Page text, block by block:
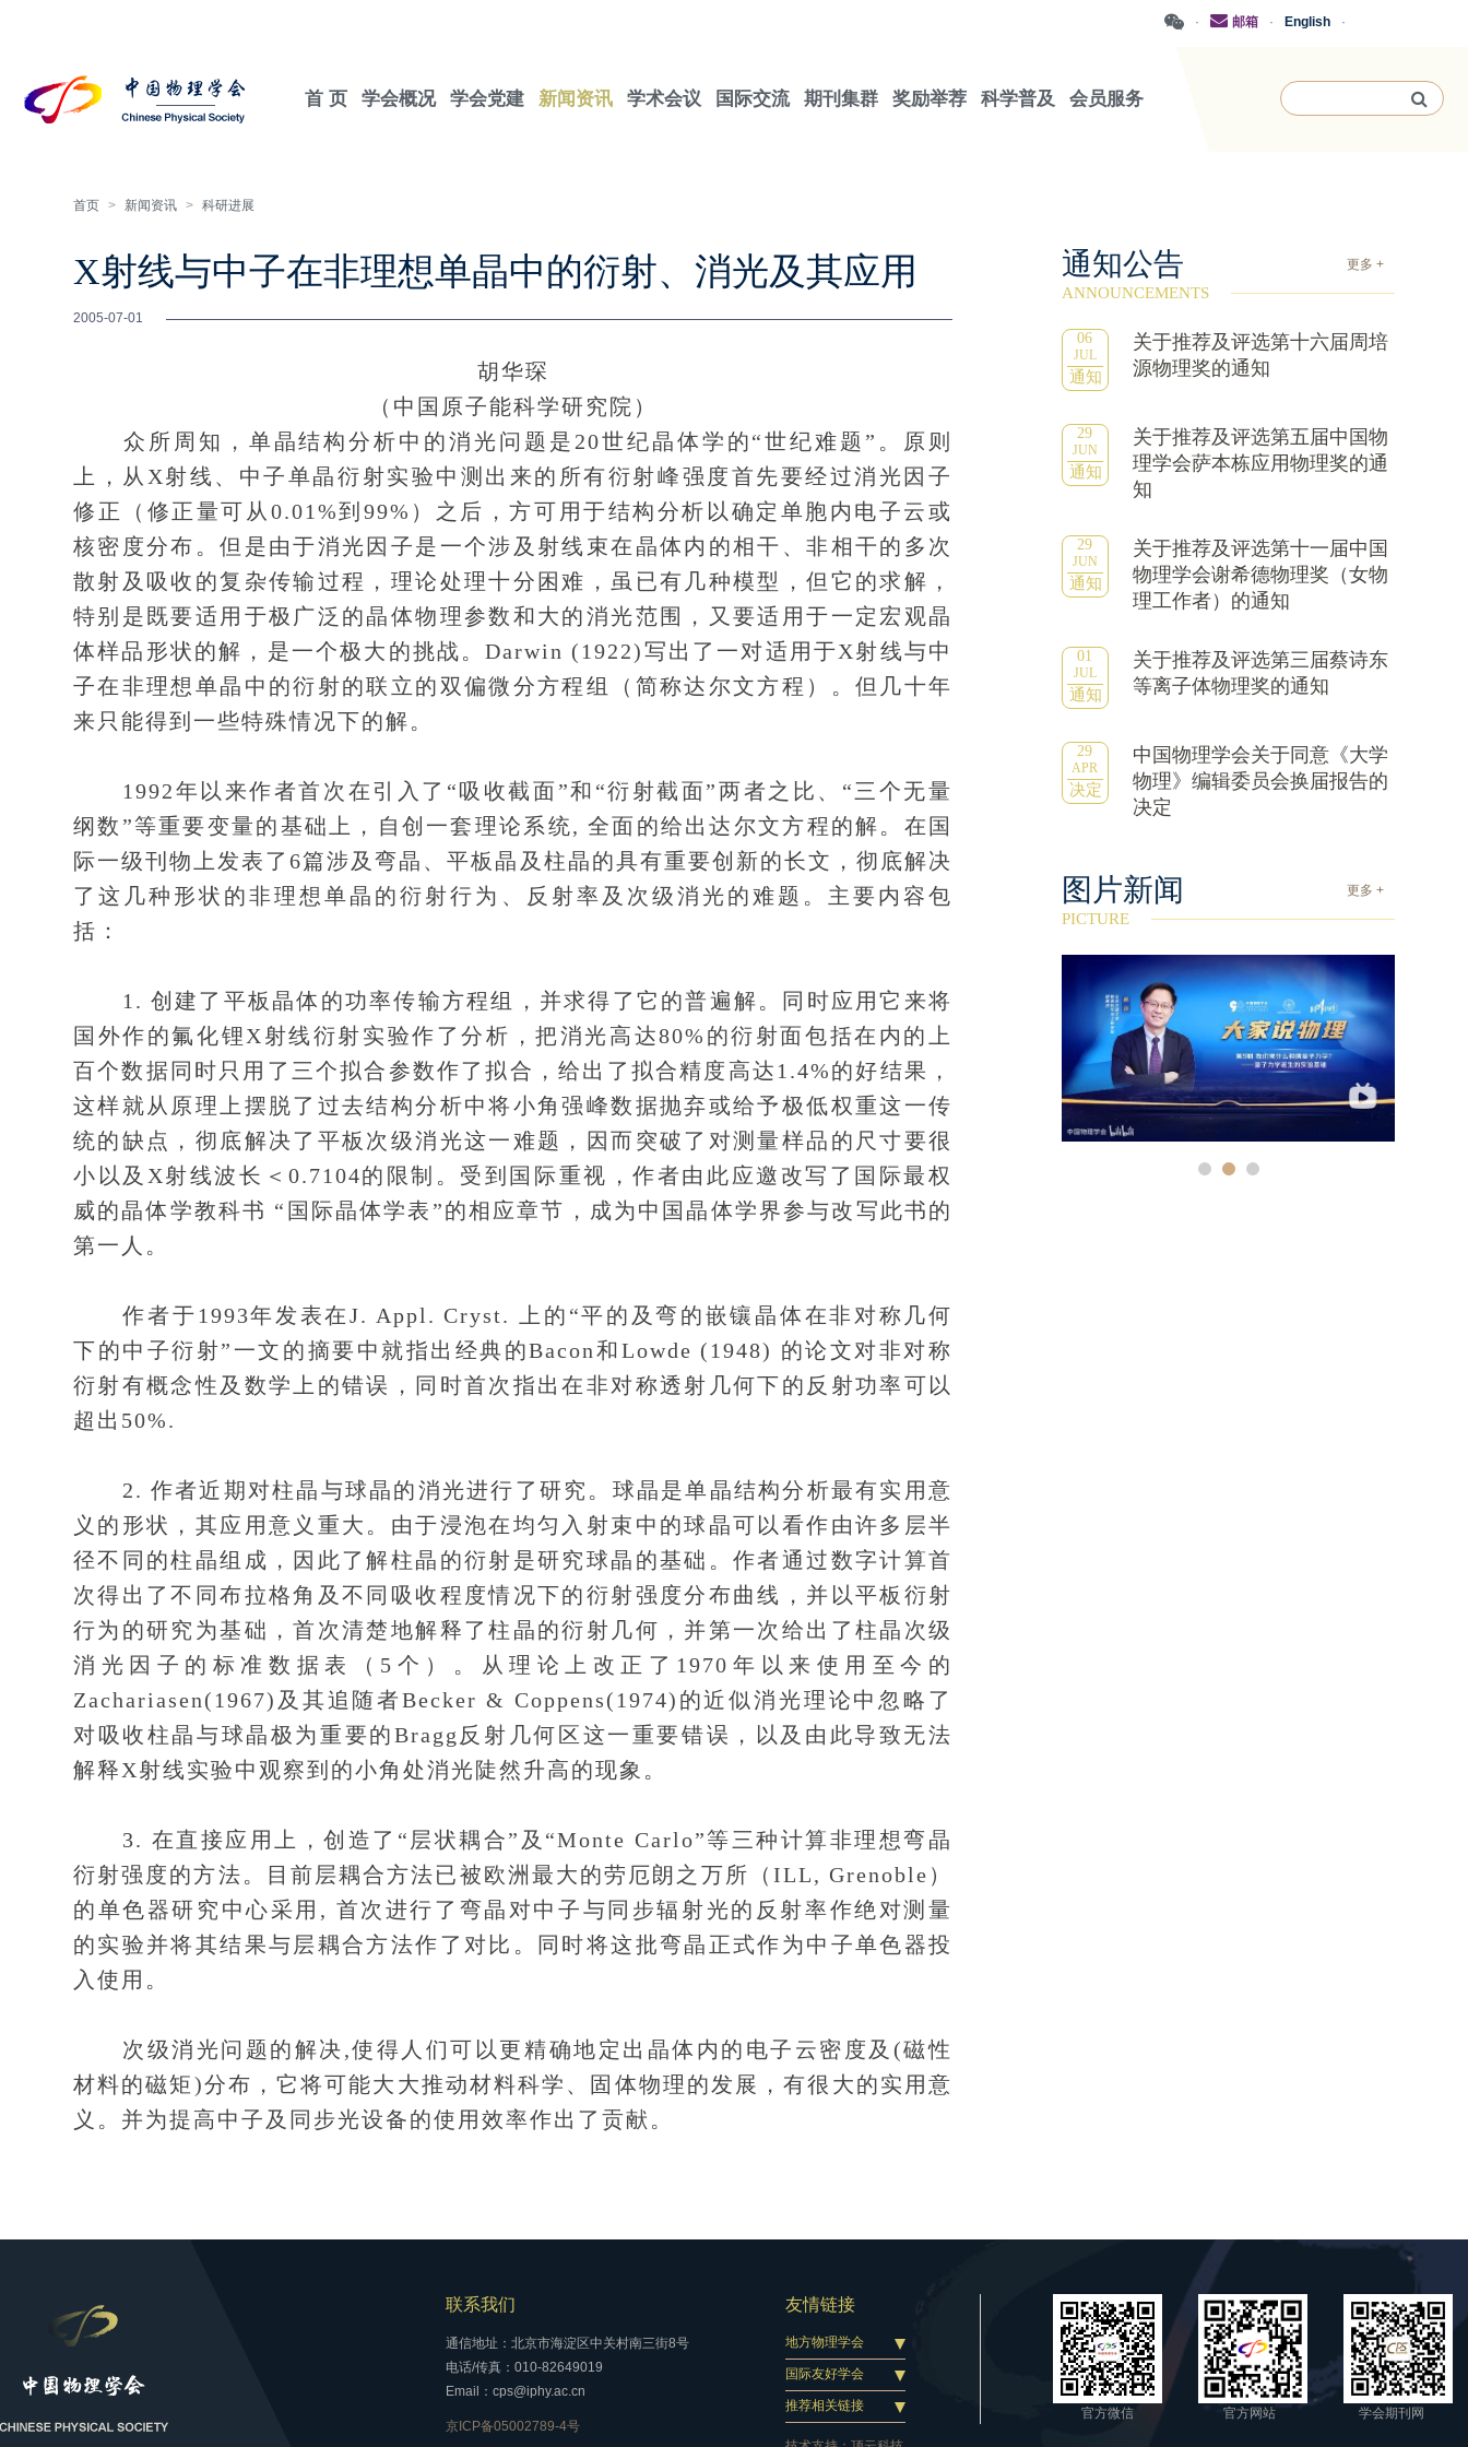
·
English
·
邮箱
·
首 页 学会概况 学会党建 新闻资讯 学术会议 国际交流 期刊集群 奖励举荐 科学普及 会员服务
首页 > 新闻资讯 > 科研进展
X射线与中子在非理想单晶中的衍射、消光及其应用
2005-07-01
胡华琛
（中国原子能科学研究院）
众所周知，单晶结构分析中的消光问题是20世纪晶体学的“世纪难题”。原则
上，从X射线、中子单晶衍射实验中测出来的所有衍射峰强度首先要经过消光因子
修正（修正量可从0.01%到99%）之后，方可用于结构分析以确定单胞内电子云或
核密度分布。但是由于消光因子是一个涉及射线束在晶体内的相干、非相干的多次
散射及吸收的复杂传输过程，理论处理十分困难，虽已有几种模型，但它的求解，
特别是既要适用于极广泛的晶体物理参数和大的消光范围，又要适用于一定宏观晶
体样品形状的解，是一个极大的挑战。Darwin (1922)写出了一对适用于X射线与中
子在非理想单晶中的衍射的联立的双偏微分方程组（简称达尔文方程）。但几十年
来只能得到一些特殊情况下的解。
1992年以来作者首次在引入了“吸收截面”和“衍射截面”两者之比、“三个无量
纲数”等重要变量的基础上，自创一套理论系统, 全面的给出达尔文方程的解。在国
际一级刊物上发表了6篇涉及弯晶、平板晶及柱晶的具有重要创新的长文，彻底解决
了这几种形状的非理想单晶的衍射行为、反射率及次级消光的难题。主要内容包
括：
1. 创建了平板晶体的功率传输方程组，并求得了它的普遍解。同时应用它来将
国外作的氟化锂X射线衍射实验作了分析，把消光高达80%的衍射面包括在内的上
百个数据同时只用了三个拟合参数作了拟合，给出了拟合精度高达1.4%的好结果，
这样就从原理上摆脱了过去结构分析中将小角强峰数据抛弃或给予极低权重这一传
统的缺点，彻底解决了平板次级消光这一难题，因而突破了对测量样品的尺寸要很
小以及X射线波长＜0.7104的限制。受到国际重视，作者由此应邀改写了国际最权
威的晶体学教科书 “国际晶体学表”的相应章节，成为中国晶体学界参与改写此书的
第一人。
作者于1993年发表在J. Appl. Cryst. 上的“平的及弯的嵌镶晶体在非对称几何
下的中子衍射”一文的摘要中就指出经典的Bacon和Lowde (1948) 的论文对非对称
衍射有概念性及数学上的错误，同时首次指出在非对称透射几何下的反射功率可以
超出50%.
2. 作者近期对柱晶与球晶的消光进行了研究。球晶是单晶结构分析最有实用意
义的形状，其应用意义重大。由于浸泡在均匀入射束中的球晶可以看作由许多层半
径不同的柱晶组成，因此了解柱晶的衍射是研究球晶的基础。作者通过数字计算首
次得出了不同布拉格角及不同吸收程度情况下的衍射强度分布曲线，并以平板衍射
行为的研究为基础，首次清楚地解释了柱晶的衍射几何，并第一次给出了柱晶次级
消光因子的标准数据表（5个）。从理论上改正了1970年以来使用至今的
Zachariasen(1967)及其追随者Becker & Coppens(1974)的近似消光理论中忽略了
对吸收柱晶与球晶极为重要的Bragg反射几何区这一重要错误，以及由此导致无法
解释X射线实验中观察到的小角处消光陡然升高的现象。
3. 在直接应用上，创造了“层状耦合”及“Monte Carlo”等三种计算非理想弯晶
衍射强度的方法。目前层耦合方法已被欧洲最大的劳厄朗之万所（ILL, Grenoble）
的单色器研究中心采用, 首次进行了弯晶对中子与同步辐射光的反射率作绝对测量
的实验并将其结果与层耦合方法作了对比。同时将这批弯晶正式作为中子单色器投
入使用。
次级消光问题的解决,使得人们可以更精确地定出晶体内的电子云密度及(磁性
材料的磁矩)分布，它将可能大大推动材料科学、固体物理的发展，有很大的实用意
义。并为提高中子及同步光设备的使用效率作出了贡献。
通知公告 更多 +
ANNOUNCEMENTS
06
JUL
通知
关于推荐及评选第十六届周培
源物理奖的通知
29
JUN
通知
关于推荐及评选第五届中国物
理学会萨本栋应用物理奖的通
知
29
JUN
通知
关于推荐及评选第十一届中国
物理学会谢希德物理奖（女物
理工作者）的通知
01
JUL
通知
关于推荐及评选第三届蔡诗东
等离子体物理奖的通知
29
APR
决定
中国物理学会关于同意《大学
物理》编辑委员会换届报告的
决定
更多 +
图片新闻
PICTURE
官方微信 官方网站 学会期刊网
联系我们
通信地址：北京市海淀区中关村南三街8号
电话/传真：010-82649019
Email：cps@iphy.ac.cn
京ICP备05002789-4号
友情链接
地方物理学会
国际友好学会
推荐相关链接